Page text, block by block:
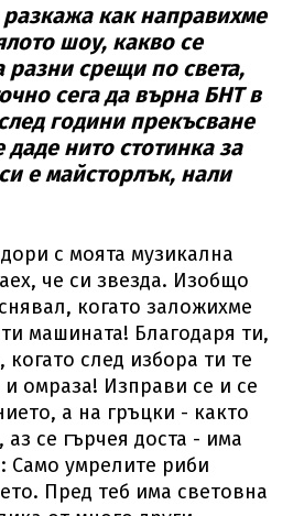
как направихме
шоу, какво се
разни срещи по света,
сега да върна БНТ в
години прекъсване
нито стотинка за
е майсторлък, нали
с моята музикална
че си звезда. Изобщо
когато заложихме
машината! Благодаря ти,
след избора ти те
и омраза! Изправи се и се
а на гръцки - както
аз се гърчея доста - има
Само умрелите риби
Пред теб има световна